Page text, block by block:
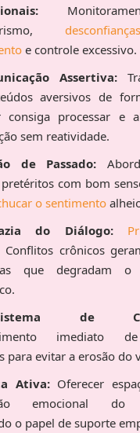
e controle excessivo.
Assertiva:
aversivos de
consiga processar e
sem reatividade.
de Passado:
com bom
o sentimento
do Diálogo:
Conflitos crônicos
que degradam o
de
imediato
para evitar a erosão do
Ativa:Oferecer
emocional do
o papel de suporte